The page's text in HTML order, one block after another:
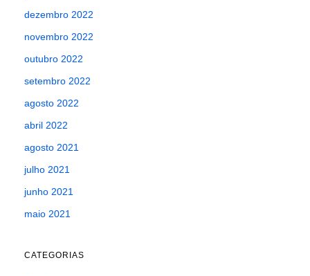
dezembro 2022
novembro 2022
outubro 2022
setembro 2022
agosto 2022
abril 2022
agosto 2021
julho 2021
junho 2021
maio 2021
CATEGORIAS